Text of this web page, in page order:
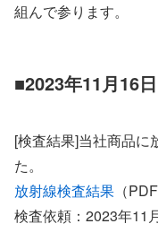
組んで参ります。
■2023年11月16日
[検査結果]当社商品に
た。
放射線検査結果 （
検査依頼：2023年11